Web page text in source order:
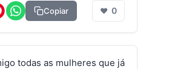
Copiar ❤ 0
todas as mulheres que já